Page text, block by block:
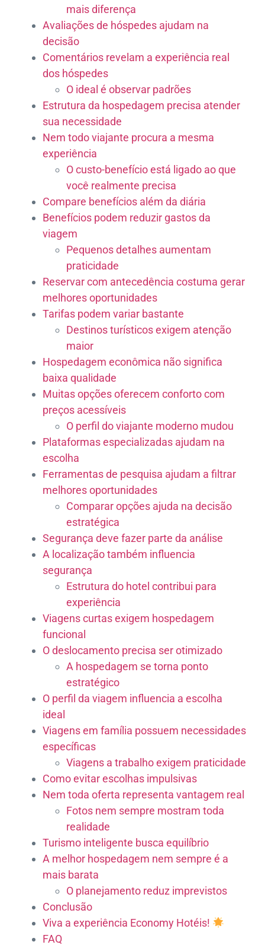
mais diferença
Avaliações de hóspedes ajudam na
decisão
Comentários revelam a experiência real
dos hóspedes
O ideal é observar padrões
Estrutura da hospedagem precisa atender
sua necessidade
Nem todo viajante procura a mesma
experiência
O custo-benefício está ligado ao que
você realmente precisa
Compare benefícios além da diária
Benefícios podem reduzir gastos da
viagem
Pequenos detalhes aumentam
praticidade
Reservar com antecedência costuma gerar
melhores oportunidades
Tarifas podem variar bastante
Destinos turísticos exigem atenção
maior
Hospedagem econômica não significa
baixa qualidade
Muitas opções oferecem conforto com
preços acessíveis
O perfil do viajante moderno mudou
Plataformas especializadas ajudam na
escolha
Ferramentas de pesquisa ajudam a filtrar
melhores oportunidades
Comparar opções ajuda na decisão
estratégica
Segurança deve fazer parte da análise
A localização também influencia
segurança
Estrutura do hotel contribui para
experiência
Viagens curtas exigem hospedagem
funcional
O deslocamento precisa ser otimizado
A hospedagem se torna ponto
estratégico
O perfil da viagem influencia a escolha
ideal
Viagens em família possuem necessidades
específicas
Viagens a trabalho exigem praticidade
Como evitar escolhas impulsivas
Nem toda oferta representa vantagem real
Fotos nem sempre mostram toda
realidade
Turismo inteligente busca equilíbrio
A melhor hospedagem nem sempre é a
mais barata
O planejamento reduz imprevistos
Conclusão
Viva a experiência Economy Hotéis!
FAQ